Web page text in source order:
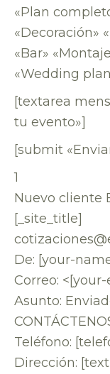
«Plan
«Decoración»
«Bar»
«Wedding
[textarea
tu evento»]
[submit
1
Nuevo cliente
[_site_title]
De: [your-
Correo:
Asunto:
Teléfono:
Dirección: